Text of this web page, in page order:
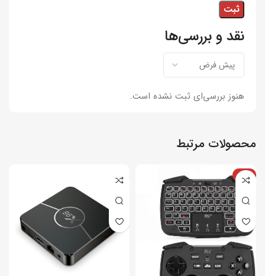
نقد و بررسی‌ها
هنوز بررسی‌ای ثبت نشده است.
محصولات مرتبط
-4%